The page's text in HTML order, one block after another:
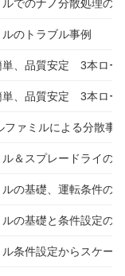
ルでのナノ分散処理の
のトラブル事例
単、品質安定 3本ロー
単、品質安定 3本ロー
ファミルによる分散事
ル＆スプレードライの
ルの基礎、運転条件の
ルの基礎と条件設定の
ル条件設定からスケー